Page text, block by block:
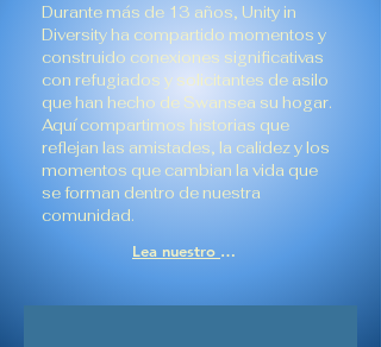
Durante más de 13 años, Unity in
Diversity ha compartido momentos y
construido conexiones significativas
con refugiados y solicitantes de asilo
que han hecho de Swansea su hogar.
Aquí compartimos historias que
reflejan las amistades, la calidez y los
momentos que cambian la vida que
se forman dentro de nuestra
comunidad.
Lea nuestro blog